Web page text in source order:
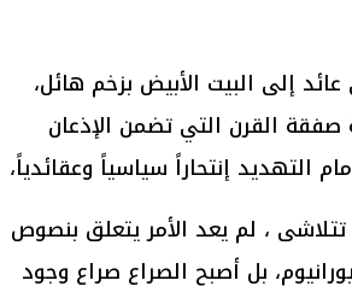
إلى البيت الأبيض بزخم هائل،
صفقة القرن التي تضمن الإذعان
التهديد إنتحاراً سياسياً وعقائدياً،
، لم يعد الأمر يتعلق بنصوص
بل أصبح الصراع صراع وجود